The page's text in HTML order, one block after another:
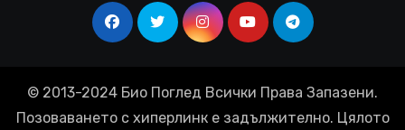
© 2013-2024 Био Поглед Всички Права Запазени.
Позоваването с хиперлинк е задължително. Цялото